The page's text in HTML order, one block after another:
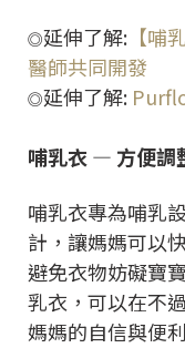
◎延伸了解: 【哺
醫師共同開發
◎延伸了解:
哺乳衣 — 方便調
哺乳衣專為哺乳
計，讓媽媽可以
避免衣物妨礙寶
乳衣，可以在不
媽媽的自信與便